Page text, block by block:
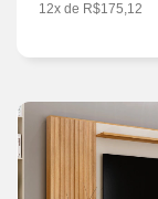
12x de R$175,12